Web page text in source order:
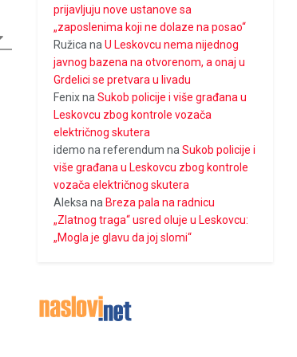
prijavljuju nove ustanove sa
„zaposlenima koji ne dolaze na posao“
Ružica naU Leskovcu nema nijednog
javnog bazena na otvorenom, a onaj u
Grdelici se pretvara u livadu
FenixnaSukob policije i više građana u
Leskovcu zbog kontrole vozača
električnog skutera
idemo na referendum naSukob policije i
više građana u Leskovcu zbog kontrole
vozača električnog skutera
Aleksa na Breza pala na radnicu
„Zlatnog traga“ usred oluje u Leskovcu:
„Mogla je glavu da joj slomi“